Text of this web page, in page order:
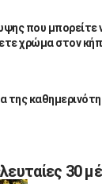
που μπορείτε
χρώμα στον
της
30